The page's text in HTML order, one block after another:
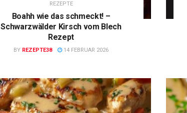
REZEPTE
Boahh wie das schmeckt! –
Schwarzwälder Kirsch vom Blech
Rezept
BY REZEPTE38 14 FEBRUAR 2026